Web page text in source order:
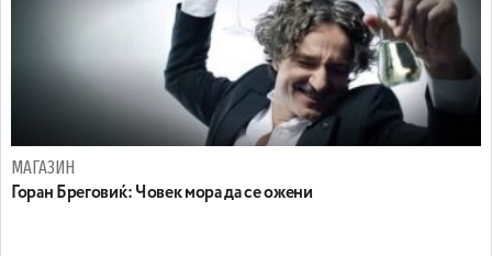
МАГАЗИН
Горан Бреговиќ: Човек мора да се ожени